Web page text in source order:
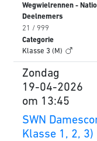
Wegwielrennen -
Deelnemers
21 / 999
Categorie
Klasse 3 (M)
Zondag
19-04-2026
om 13:45
SWN
Klasse 1, 2, 3)